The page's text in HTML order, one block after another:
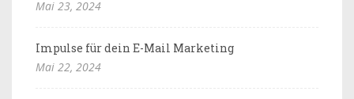
Mai 23, 2024
Impulse für dein E-Mail Marketing
Mai 22, 2024